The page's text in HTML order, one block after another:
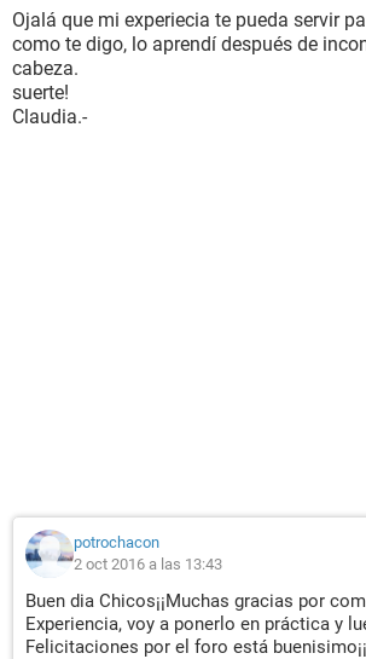
Ojalá que mi experiecia te pueda servir
como te digo, lo aprendí después de
cabeza.
suerte!
Claudia.-
potrochacon
2 oct 2016 a las 13:43
Buen dia Chicos¡¡Muchas gracias por
Experiencia, voy a ponerlo en práctica y
Felicitaciones por el foro está